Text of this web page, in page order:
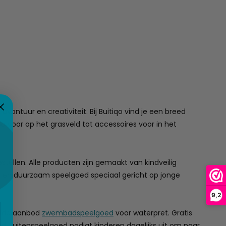
9,2
en creativiteit. Bij Buitiqo vind je een breed
voor op het grasveld tot accessoires voor in het
Alle producten zijn gemaakt van kindveilig
duurzaam speelgoed speciaal gericht op jonge
aanbod zwembadspeelgoed voor waterpret. Gratis